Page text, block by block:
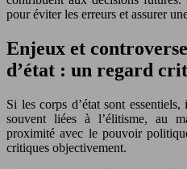
pour éviter les erreurs et assurer
Enjeux et
d’état : un regard
Si les corps d’état sont
souvent liées à l’élitisme, au
proximité avec le pouvoir
critiques objectivement.